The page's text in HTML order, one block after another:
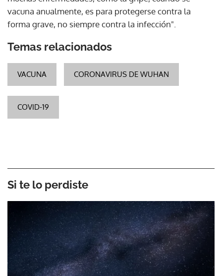
vacuna anualmente, es para protegerse contra la
forma grave, no siempre contra la infección".
Temas relacionados
VACUNA CORONAVIRUS DE WUHAN
COVID-19
Si te lo perdiste